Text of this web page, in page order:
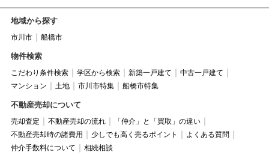
地域から探す
市川市 船橋市
物件検索
こだわり条件検索 学区から検索 新築一戸建て
中古一戸建て
マンション
土地 市川市特集 船橋市特集
不動産売却について
売却査定 不動産売却の流れ
「仲介」と「買取」の違い
不動産売却時の諸費用
少しでも高く売るポイント
よくある質問
仲介手数料について
相続相談